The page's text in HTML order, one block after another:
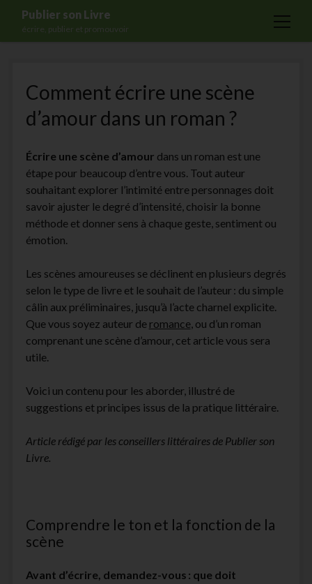
Publier son Livre
écrire, publier et promouvoir
open
Formations
Services
Auto-édition
Maisons d’édition
Ecriture
Actualités
A propos
Contact
facebookinstagram
youtubeemail-
form
Comment écrire une scène
d’amour dans un roman ?
Écrire une scène d’amour dans un roman est une
étape pour beaucoup d’entre vous. Tout auteur
souhaitant explorer l’intimité entre personnages doit
savoir ajuster le degré d’intensité, choisir la bonne
méthode et donner sens à chaque geste, sentiment ou
émotion.
Les scènes amoureuses se déclinent en plusieurs degrés
selon le type de livre et le souhait de l’auteur : du simple
câlin aux préliminaires, jusqu’à l’acte charnel explicite.
Que vous soyez auteur de romance, ou d’un roman
comprenant une scène d’amour, cet article vous sera
utile.
Voici un contenu pour les aborder, illustré de
suggestions et principes issus de la pratique littéraire.
Article rédigé par les conseillers littéraires de Publier son
Livre.
Comprendre le ton et la fonction de la
scène
Avant d’écrire, demandez-vous : que doit